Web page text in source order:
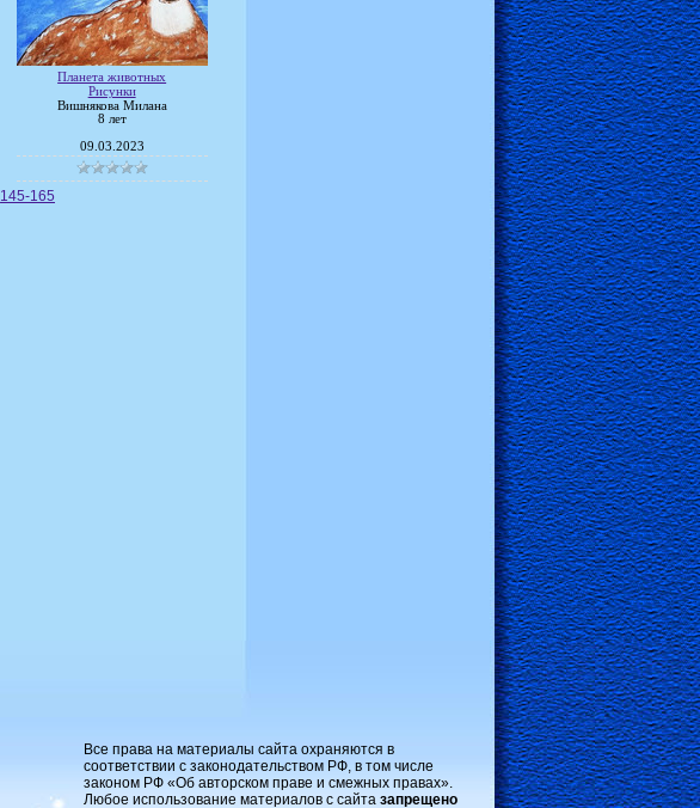
Планета животных
Рисунки
Вишнякова Милана
8 лет
09.03.2023
145-165
Все права на материалы сайта охраняются в
соответствии с законодательством РФ, в том числе
законом РФ «Об авторском праве и смежных правах».
Любое использование материалов с сайта запрещено